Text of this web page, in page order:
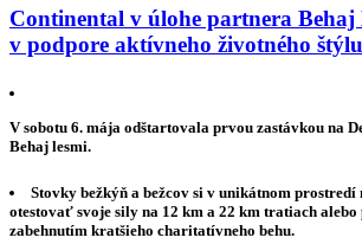
Continental v úlohe partnera Behaj
v podpore aktívneho životného
V sobotu 6. mája odštartovala prvou zastávkou na
Behaj lesmi.
Stovky bežkýň a bežcov si v unikátnom
otestovať svoje sily na 12 km a 22 km tratiach
zabehnutím kratšieho charitatívneho behu.